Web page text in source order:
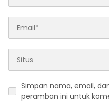
Simpan nama, email,
peramban ini untuk